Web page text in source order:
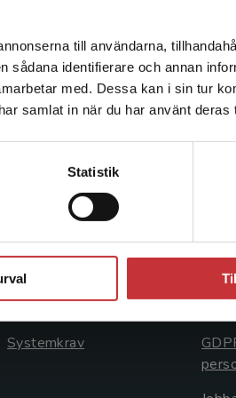
till användarna,
identifierare och annan
med. Dessa kan i sin tur
samlat in när du har använt deras
Statistik
studentlitteratur.se via en
inte leveranser utanför
köp måste
Läs mer
Kundservice
Kontakta kundservice
046-31 21 00
Frågor och svar
Systemkrav